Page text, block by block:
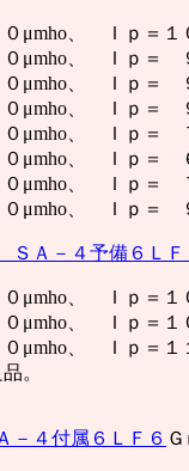
μmho、 Ｉｐ＝１
０μmho、 Ｉｐ＝
０μmho、 Ｉｐ＝
０μmho、 Ｉｐ＝
μmho、 Ｉｐ＝
μmho、 Ｉｐ＝
μmho、 Ｉｐ＝
０μmho、 Ｉｐ＝
ＳＡ－４予備６ＬＦ
μmho、 Ｉｐ＝１
μmho、 Ｉｐ＝１
μmho、 Ｉｐ＝１
。
－４付属６ＬＦ６